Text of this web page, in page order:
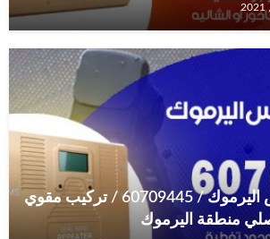
مقوي سيرفس اليرموك / 60709445 / تركيب مقوي